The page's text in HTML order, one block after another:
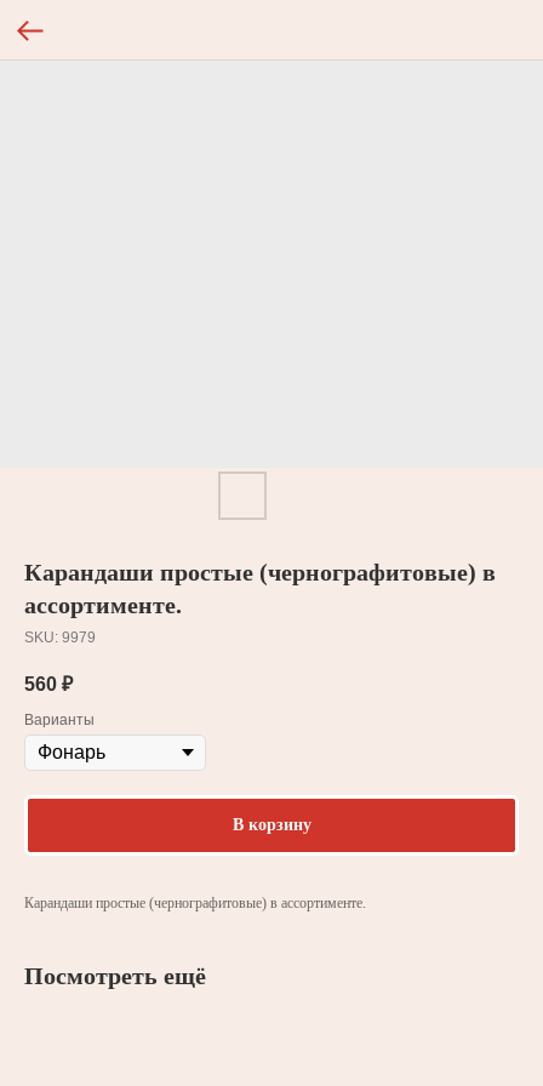
Карандаши простые (чернографитовые) в
ассортименте.
SKU: 9979
560 ₽
Варианты
В корзину
Карандаши простые (чернографитовые) в ассортименте.
Посмотреть ещё